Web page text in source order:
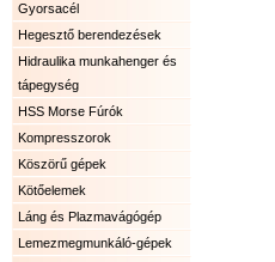
Gyorsacél
Hegesztő berendezések
Hidraulika munkahenger és
tápegység
HSS Morse Fúrók
Kompresszorok
Köszörű gépek
Kötőelemek
Láng és Plazmavágógép
Lemezmegmunkáló-gépek